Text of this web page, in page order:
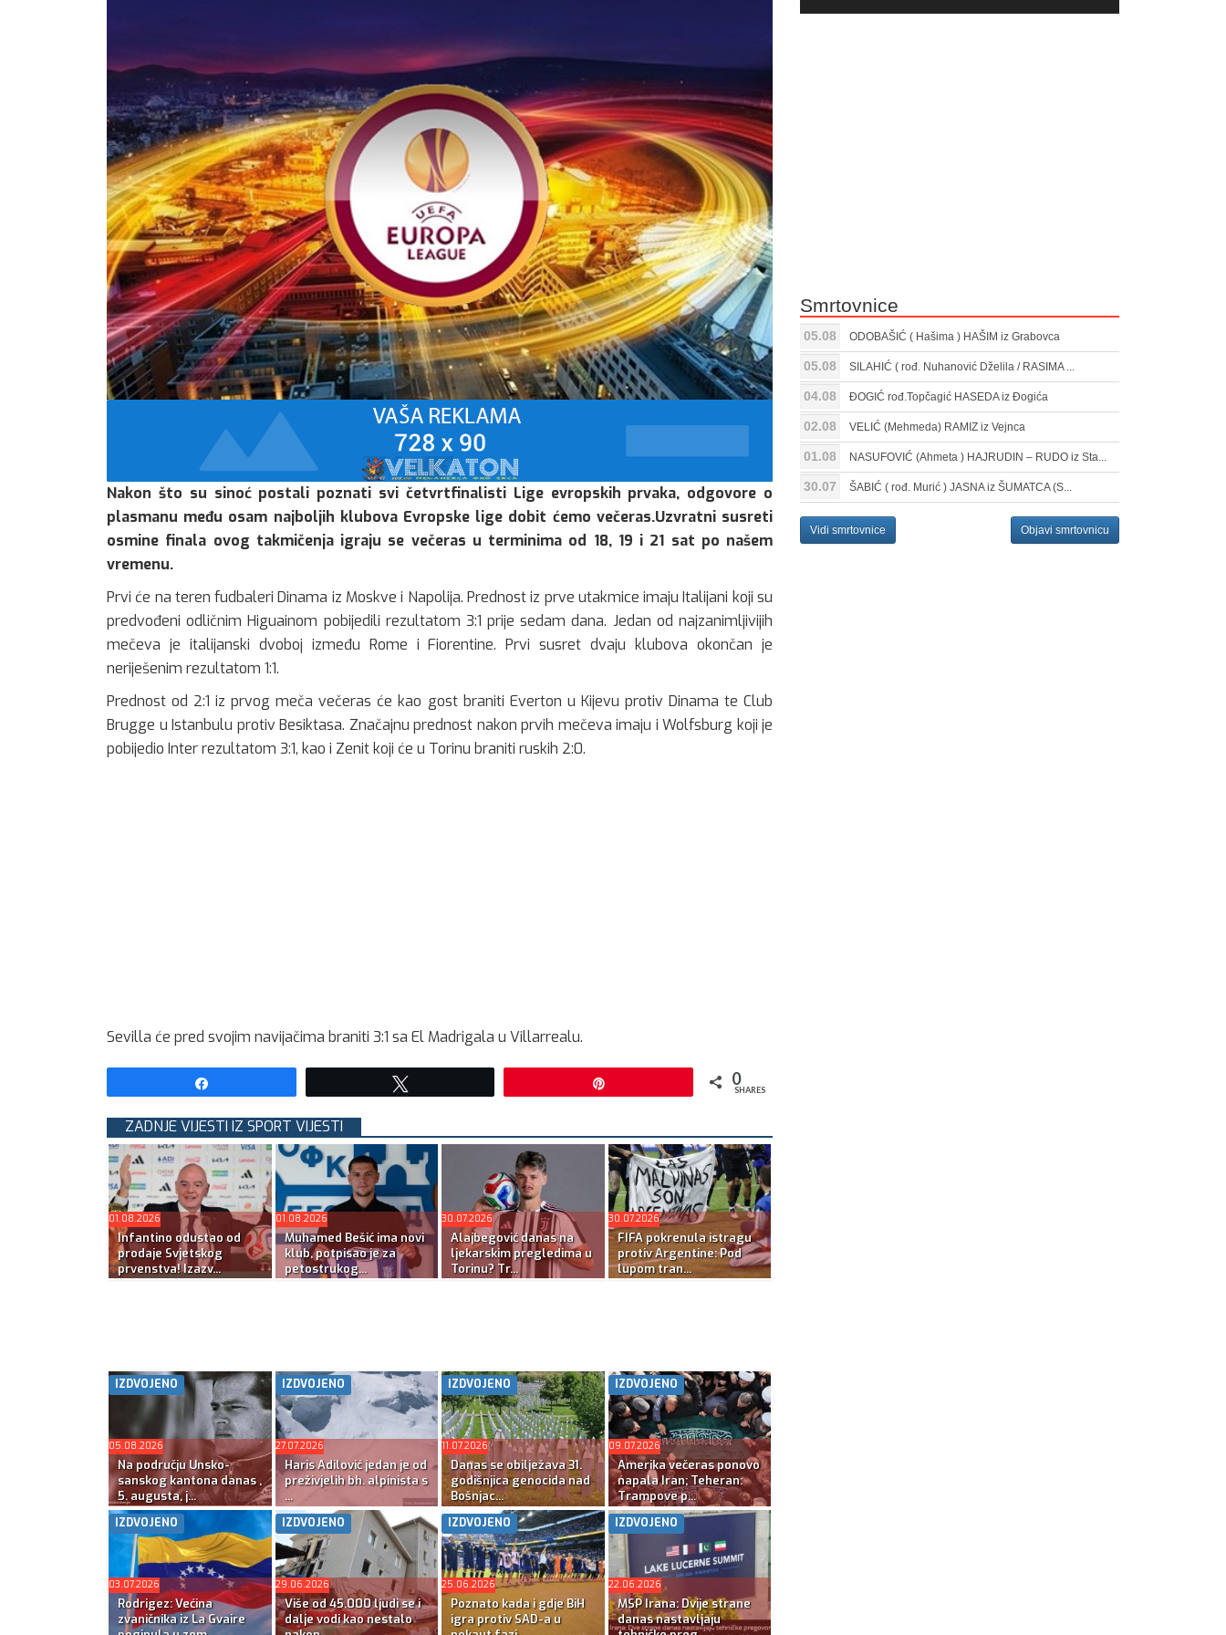
Nakon što su sinoć postali poznati svi četvrtfinalisti Lige evropskih prvaka, odgovore o
plasmanu među osam najboljih klubova Evropske lige dobit ćemo večeras.Uzvratni susreti
osmine finala ovog takmičenja igraju se večeras u terminima od 18, 19 i 21 sat po našem
vremenu.
Prvi će na teren fudbaleri Dinama iz Moskve i Napolija. Prednost iz prve utakmice imaju Italijani koji su
predvođeni odličnim Higuainom pobijedili rezultatom 3:1 prije sedam dana. Jedan od najzanimljivijih
mečeva je italijanski dvoboj između Rome i Fiorentine. Prvi susret dvaju klubova okončan je
neriješenim rezultatom 1:1.
Prednost od 2:1 iz prvog meča večeras će kao gost braniti Everton u Kijevu protiv Dinama te Club
Brugge u Istanbulu protiv Besiktasa. Značajnu prednost nakon prvih mečeva imaju i Wolfsburg koji je
pobijedio Inter rezultatom 3:1, kao i Zenit koji će u Torinu braniti ruskih 2:0.
Sevilla će pred svojim navijačima braniti 3:1 sa El Madrigala u Villarrealu.
0
SHARES
ZADNJE VIJESTI IZ SPORT VIJESTI
01.08.2026
Infantino odustao od
prodaje Svjetskog
prvenstva! Izazv...
01.08.2026
Muhamed Bešić ima novi
klub, potpisao je za
petostrukog...
30.07.2026
Alajbegović danas na
ljekarskim pregledima u
Torinu? Tr...
30.07.2026
FIFA pokrenula istragu
protiv Argentine: Pod
lupom tran...
IZDVOJENO
05.08.2026
Na području Unsko-
sanskog kantona danas ,
5. augusta, j...
IZDVOJENO
27.07.2026
Haris Adilović jedan je od
preživjelih bh. alpinista s
...
IZDVOJENO
11.07.2026
Danas se obilježava 31.
godišnjica genocida nad
Bošnjac...
IZDVOJENO
09.07.2026
Amerika večeras ponovo
napala Iran; Teheran:
Trampove p...
IZDVOJENO
03.07.2026
Rodrigez: Većina
zvaničnika iz La Gvaire
IZDVOJENO
29.06.2026
Više od 45.000 ljudi se i
dalje vodi kao nestalo
IZDVOJENO
25.06.2026
Poznato kada i gdje BiH
igra protiv SAD-a u
IZDVOJENO
22.06.2026
MSP Irana: Dvije strane
danas nastavljaju
Gore/Dole
Smrtovnice
05.08 ODOBAŠIĆ ( Hašima ) HAŠIM iz Grabovca
05.08 SILAHIĆ ( rođ. Nuhanović Dželila / RASIMA ...
04.08 ĐOGIĆ rođ.Topčagić HASEDA iz Đogića
02.08 VELIĆ (Mehmeda) RAMIZ iz Vejnca
01.08 NASUFOVIĆ (Ahmeta ) HAJRUDIN – RUDO iz Sta...
30.07 ŠABIĆ ( rođ. Murić ) JASNA iz ŠUMATCA (S...
Vidi smrtovnice Objavi smrtovnicu